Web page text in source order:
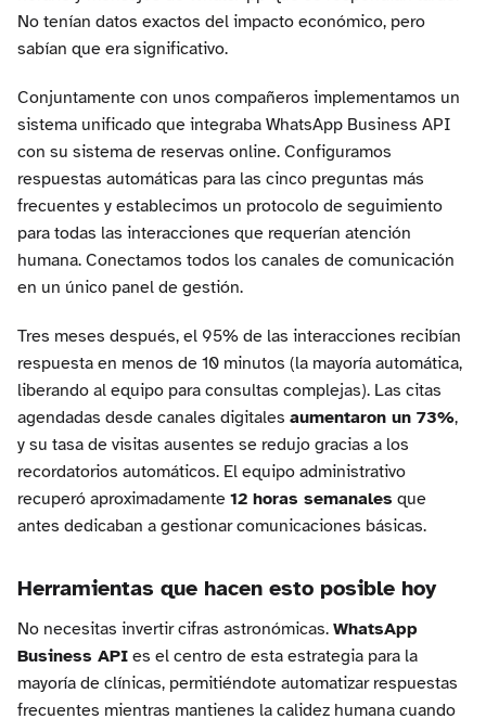
No tenían datos exactos del impacto económico, pero
sabían que era significativo.
Conjuntamente con unos compañeros implementamos un
sistema unificado que integraba WhatsApp Business API
con su sistema de reservas online. Configuramos
respuestas automáticas para las cinco preguntas más
frecuentes y establecimos un protocolo de seguimiento
para todas las interacciones que requerían atención
humana. Conectamos todos los canales de comunicación
en un único panel de gestión.
Tres meses después, el 95% de las interacciones recibían
respuesta en menos de 10 minutos (la mayoría automática,
liberando al equipo para consultas complejas). Las citas
agendadas desde canales digitales aumentaron un 73%,
y su tasa de visitas ausentes se redujo gracias a los
recordatorios automáticos. El equipo administrativo
recuperó aproximadamente 12 horas semanales que
antes dedicaban a gestionar comunicaciones básicas.
Herramientas que hacen esto posible hoy
No necesitas invertir cifras astronómicas. WhatsApp
Business API es el centro de esta estrategia para la
mayoría de clínicas, permitiéndote automatizar respuestas
frecuentes mientras mantienes la calidez humana cuando